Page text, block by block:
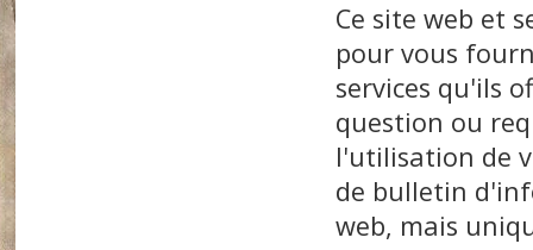
Ce site web et
pour vous
services qu'ils
question ou
l'utilisation de
de bulletin
web, mais